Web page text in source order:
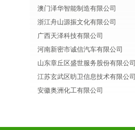
澳门泽华智能制造有限公司
浙江舟山源振文化有限公司
广西天泽科技有限公司
河南新密市诚信汽车有限公司
山东章丘区盛世服务股份有限公司
江苏玄武区昉卫信息技术有限公司
安徽奥洲化工有限公司